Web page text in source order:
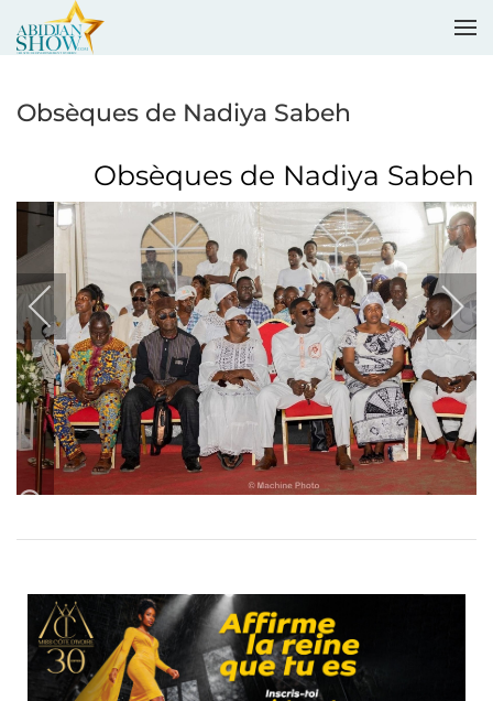
Obsèques de Nadiya Sabeh
Obsèques de Nadiya Sabeh